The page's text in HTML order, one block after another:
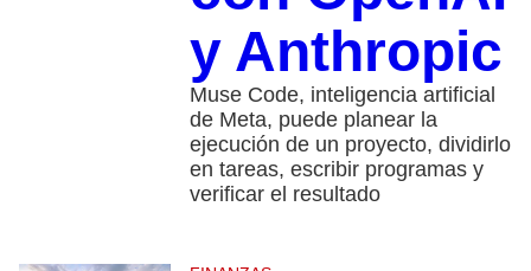
y Anthropic
Muse Code, inteligencia artificial
de Meta, puede planear la
ejecución de un proyecto, dividirlo
en tareas, escribir programas y
verificar el resultado